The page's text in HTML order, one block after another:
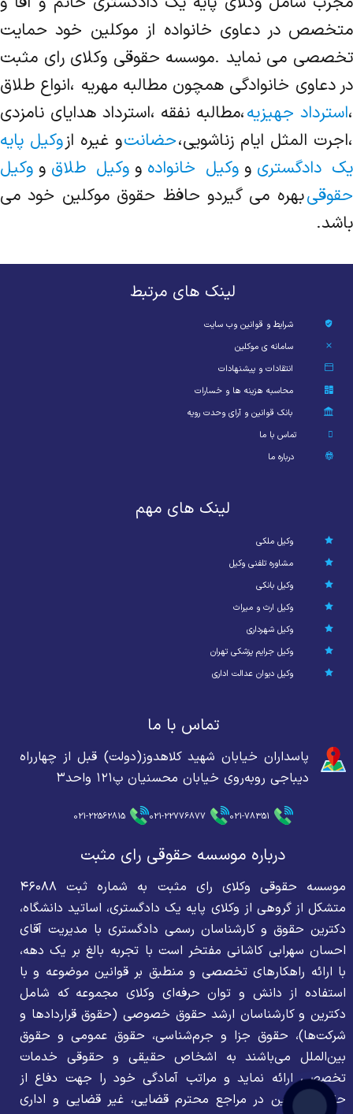
متخصص در دعاوی خانواده از موکلین خود حمایت
تخصصی می نماید .موسسه حقوقی وکلای رای مثبت
در دعاوی خانوادگی همچون مطالبه مهریه ،انواع طلاق
،استرداد جهیزیه،مطالبه نفقه ،استرداد هدایای نامزدی
،اجرت المثل ایام زناشویی،حضانتو غیره ازوکیل پایه
یک دادگستری و وکیل خانواده و وکیل طلاق و وکیل
حقوقیبهره می گیردو حافظ حقوق موکلین خود می
باشد.
لینک های مرتبط
شرایط و قوانین وب سایت
سامانه ی موکلین
انتقادات و پیشنهادات
محاسبه هزینه ها و خسارات
بانک قوانین و آرای وحدت رویه
تماس با ما
درباره ما
لینک های مهم
وکیل ملکی
مشاوره تلفنی وکیل
وکیل بانکی
وکیل ارث و میراث
وکیل شهرداری
وکیل جرایم پزشکی تهران
وکیل دیوان عدالت اداری
تماس با ما
پاسداران خیابان شهید کلاهدوز(دولت) قبل از چهارراه
دیباجی روبه‌روی خیابان محسنیان پ۱۲۱ واحد۳
021-78351
021-22776877
021-22562815
درباره موسسه حقوقی رای مثبت
موسسه حقوقی وکلای رای مثبت به شماره ثبت ۴۶۰۸۸
متشکل از گروهی از وکلای پایه یک دادگستری، اساتید دانشگاه،
دکترین حقوق و کارشناسان رسمی دادگستری با مدیریت آقای
احسان سهرابی کاشانی مفتخر است با تجربه بالغ بر یک دهه،
با ارائه راهکارهای تخصصی و منطبق بر قوانین موضوعه و با
استفاده از دانش و توان حرفه‌ای وکلای مجموعه که شامل
دکترین و کارشناسان ارشد حقوق خصوصی (حقوق قراردادها و
شرکت‌ها)، حقوق جزا و جرم‌شناسی، حقوق عمومی و حقوق
بین‌الملل می‌باشند به اشخاص حقیقی و حقوقی خدمات
تخصصی ارائه نماید و مراتب آمادگی خود را جهت دفاع از
حقوق موکلین در مراجع محترم قضایی، غیر قضایی و اداری